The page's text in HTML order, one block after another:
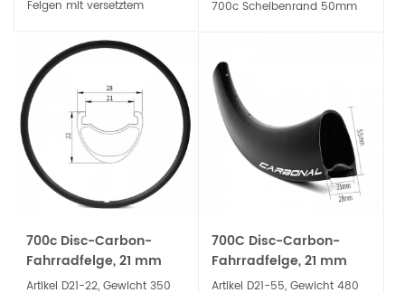
Felgen mit versetztem
Gesamtlaufradfestigkeit,
indem sie die
Speichenverstrebungswinkel
von einem Flansch zum
anderen richtig
ausbalancieren.
700c Scheibenrand 50mm
den Rennsport und trotzdem
stark genug, um auch zu
trainieren.
700c Disc-Carbon-
Fahrradfelge, 21 mm
Innenbreite, 22 mm
Artikel D21-22, Gewicht 350
700C Disc-Carbon-
Fahrradfelge, 21 mm
Innenbreite, 55 mm
Artikel D21-55, Gewicht 480